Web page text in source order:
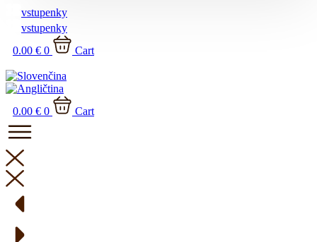
vstupenky
vstupenky
0.00 € 0 Cart
0.00 € 0 Cart